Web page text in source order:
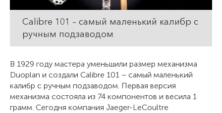
Calibre 101 – самый маленький калибр с
ручным подзаводом
В 1929 году мастера уменьшили размер механизма
Duoplan и создали Calibre 101 – самый маленький
калибр с ручным подзаводом. Первая версия
механизма состояла из 74 компонентов и весила 1
грамм. Сегодня компания Jaeger-LeCoultre